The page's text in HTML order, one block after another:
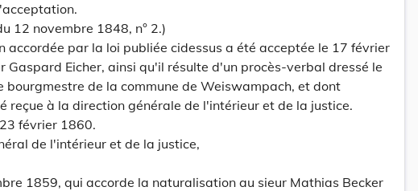
12 novembre 1848, n° 2.)
accordée par la loi publiée cidessus a été acceptée le 17 février
Gaspard Eicher, ainsi qu'il résulte d'un procès-verbal dressé le
bourgmestre de la commune de Weiswampach, et dont
reçue à la direction générale de l'intérieur et de la justice.
février 1860.
de l'intérieur et de la justice,
1859, qui accorde la naturalisation au sieur Mathias Becker